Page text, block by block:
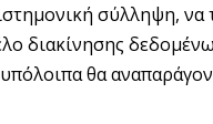
σύλληψη,
διακίνησης
θα